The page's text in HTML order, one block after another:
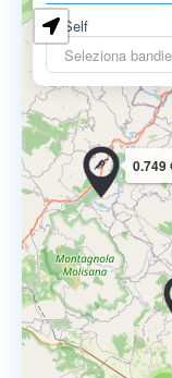
Self
Seleziona
0.749